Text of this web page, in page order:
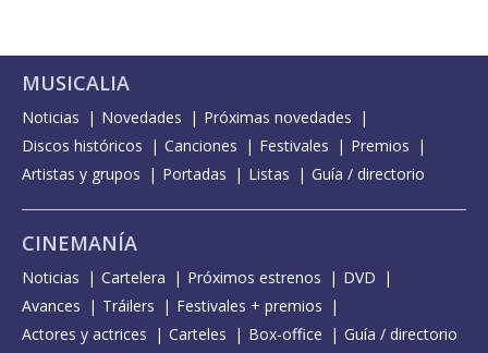
MUSICALIA
Noticias Novedades
Próximas novedades
Discos históricos
Canciones Festivales
Premios
Artistas y grupos
Portadas Listas Guía / directorio
CINEMANÍA
Noticias Cartelera Próximos estrenos
DVD
Avances
Tráilers
Festivales + premios
Actores y actrices
Carteles Box-office Guía / directorio